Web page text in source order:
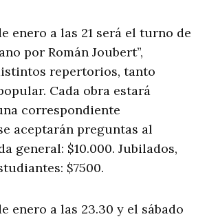
enero a las 21 será el turno de
por Román Joubert”,
repertorios, tanto
Cada obra estará
correspondiente
aceptarán preguntas al
general: $10.000. Jubilados,
$7500.
enero a las 23.30 y el sábado